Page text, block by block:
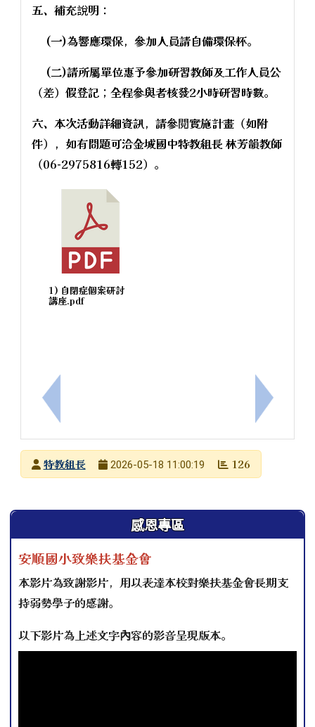
上一筆：安順國中辦理「114學年度國民中學區域
五、補充說明：
(一)為響應環保，參加人員請自備環保杯。
(二)請所屬單位惠予參加研習教師及工作人員公
（差）假登記；全程參與者核發2小時研習時數。
六、本次活動詳細資訊，請參閱實施計畫（如附
件），如有問題可洽金城國中特教組長 林芳韻教師
（06-2975816轉152）。
1) 自閉症個案研討
講座.pdf
下一筆：
發布者特教組長
2026-05-18 11:00:19 126
左邊區域內容 感恩專區
安順國小致樂扶基金會
本影片為致謝影片，用以表達本校對樂扶基金會長期支
持弱勢學子的感謝。
以下影片為上述文字內容的影音呈現版本。